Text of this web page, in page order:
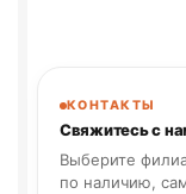
КОНТАКТЫ
Свяжитесь с
Выберите
по наличию,